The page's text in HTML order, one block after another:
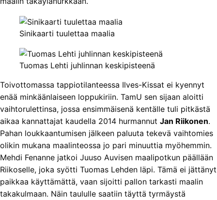
Sinikaarti tuulettaa maalia
Tuomas Lehti juhlinnan keskipisteenä
Toivottomassa tappiotilanteessa Ilves-Kissat ei kyennyt
enää minkäänlaiseen loppukiriin. TamU sen sijaan aloitti
vaihtorulettinsa, jossa ensimmäisenä kentälle tuli pitkästä
aikaa kannattajat kaudella 2014 hurmannut Jan Riikonen.
Pahan loukkaantumisen jälkeen paluuta tekevä vaihtomies
olikin mukana maalinteossa jo pari minuuttia myöhemmin.
Mehdi Fenanne jatkoi Juuso Auvisen maalipotkun päällään
Riikoselle, joka syötti Tuomas Lehden läpi. Tämä ei jättänyt
paikkaa käyttämättä, vaan sijoitti pallon tarkasti maalin
takakulmaan. Näin taululle saatiin täyttä tyrmäystä